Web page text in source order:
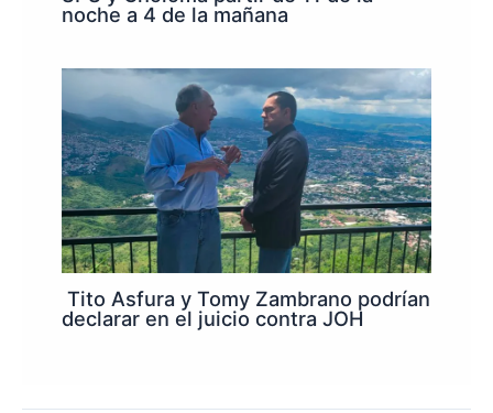
noche a 4 de la mañana
Tito Asfura y Tomy Zambrano podrían
declarar en el juicio contra JOH